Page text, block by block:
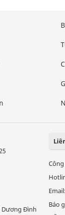
Dương Đình
Báo